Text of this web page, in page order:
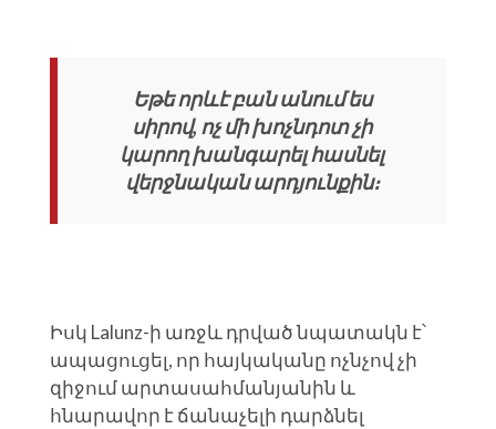
Եթե որևէ բան անում ես
սիրով, ոչ մի խոչնդոտ չի
կարող խանգարել հասնել
վերջնական արդյունքին։
Իսկ Lalunz-ի առջև դրված նպատակն է՝
ապացուցել, որ հայկականը ոչնչով չի
զիջում արտասահմանյանին և
հնարավոր է ճանաչելի դարձնել